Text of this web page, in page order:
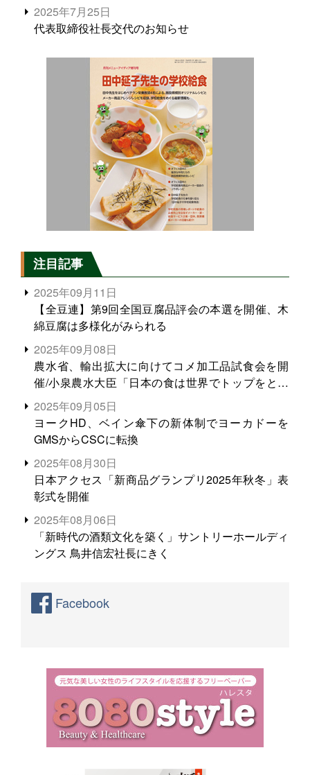
2025年7月25日
代表取締役社長交代のお知らせ
注目記事
2025年09月11日
【全豆連】第9回全国豆腐品評会の本選を開催、木
綿豆腐は多様化がみられる
2025年09月08日
農水省、輸出拡大に向けてコメ加工品試食会を開
催/小泉農水大臣「日本の食は世界でトップをとれ
る。米増産に向けて、米輸出需要の拡大を」
2025年09月05日
ヨークHD、ベイン傘下の新体制でヨーカドーを
GMSからCSCに転換
2025年08月30日
日本アクセス「新商品グランプリ2025年秋冬」表
彰式を開催
2025年08月06日
「新時代の酒類文化を築く」サントリーホールディ
ングス 鳥井信宏社長にきく
Facebook